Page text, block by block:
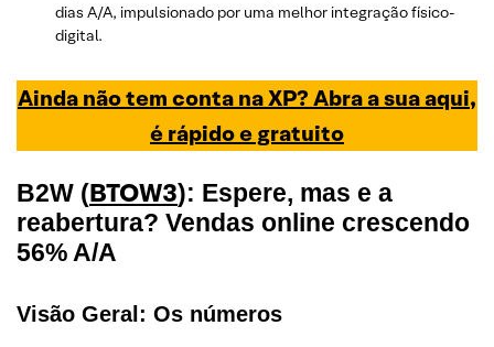
dias A/A, impulsionado por uma melhor integração físico-
digital.
Ainda não tem conta na XP? Abra a sua aqui,
é rápido e gratuito
B2W (BTOW3): Espere, mas e a
reabertura? Vendas online crescendo
56% A/A
Visão Geral: Os números